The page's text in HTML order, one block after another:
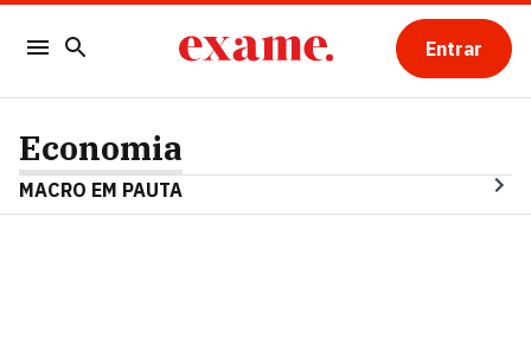
Entrar
Economia
MACRO EM PAUTA